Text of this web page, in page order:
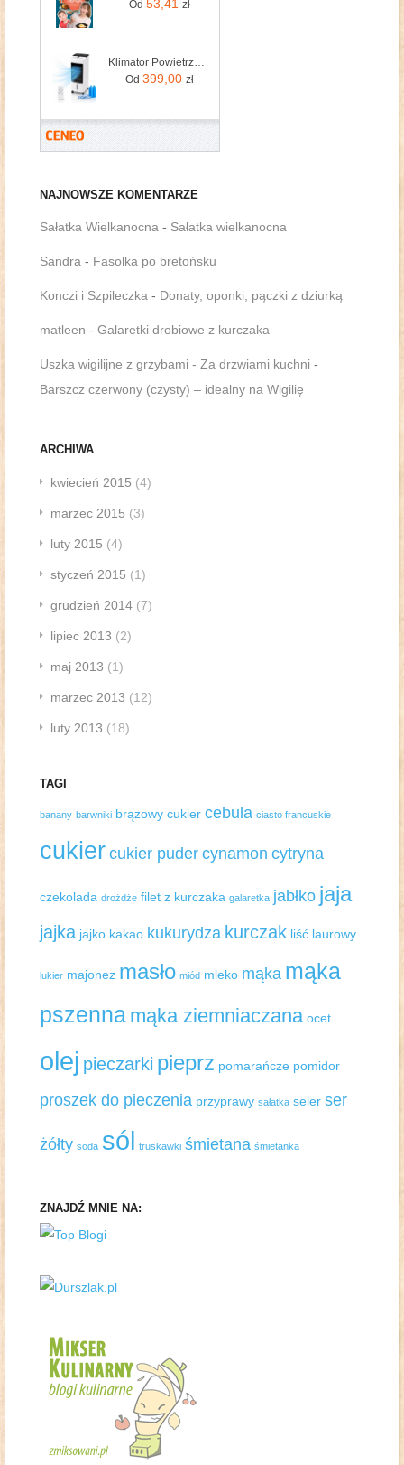
Od 53,41 zł
Klimator Powietrza 3w1 ADM – Nawilżacz, Oczyszczacz i Ochładzacz Powietrza
Od 399,00 zł
NAJNOWSZE KOMENTARZE
Sałatka Wielkanocna - Sałatka wielkanocna
Sandra - Fasolka po bretońsku
Konczi i Szpileczka - Donaty, oponki, pączki z dziurką
matleen - Galaretki drobiowe z kurczaka
Uszka wigilijne z grzybami - Za drzwiami kuchni -
Barszcz czerwony (czysty) – idealny na Wigilię
ARCHIWA
kwiecień 2015 (4)
marzec 2015 (3)
luty 2015 (4)
styczeń 2015 (1)
grudzień 2014 (7)
lipiec 2013 (2)
maj 2013 (1)
marzec 2013 (12)
luty 2013 (18)
TAGI
banany barwniki brązowy cukier cebula ciasto francuskie
cukier cukier puder cynamon cytryna
czekolada drożdże filet z kurczaka galaretka jabłko jaja
jajka jajko kakao kukurydza kurczak liść laurowy
lukier majonez masło miód mleko mąka mąka
pszenna mąka ziemniaczana ocet
olej pieczarki pieprz pomarańcze pomidor
proszek do pieczenia przyprawy sałatka seler ser
żółty soda sól truskawki śmietana śmietanka
ZNAJDŹ MNIE NA: